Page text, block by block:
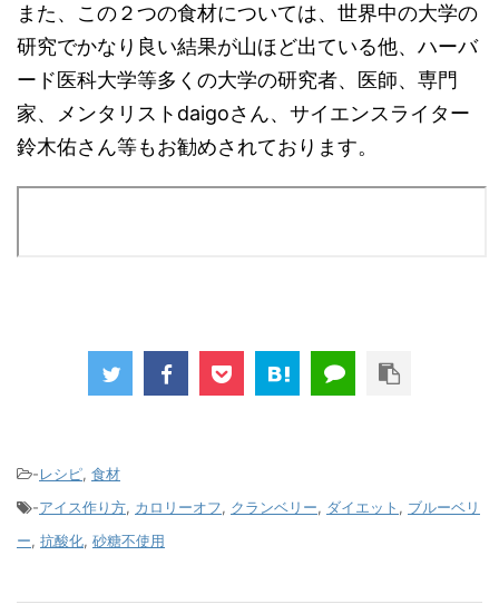
また、この２つの食材については、世界中の大学の
研究でかなり良い結果が山ほど出ている他、ハーバ
ード医科大学等多くの大学の研究者、医師、専門
家、メンタリストdaigoさん、サイエンスライター
鈴木佑さん等もお勧めされております。
-レシピ, 食材
-アイス作り方, カロリーオフ, クランベリー, ダイエット , ブルーベリ
ー, 抗酸化, 砂糖不使用